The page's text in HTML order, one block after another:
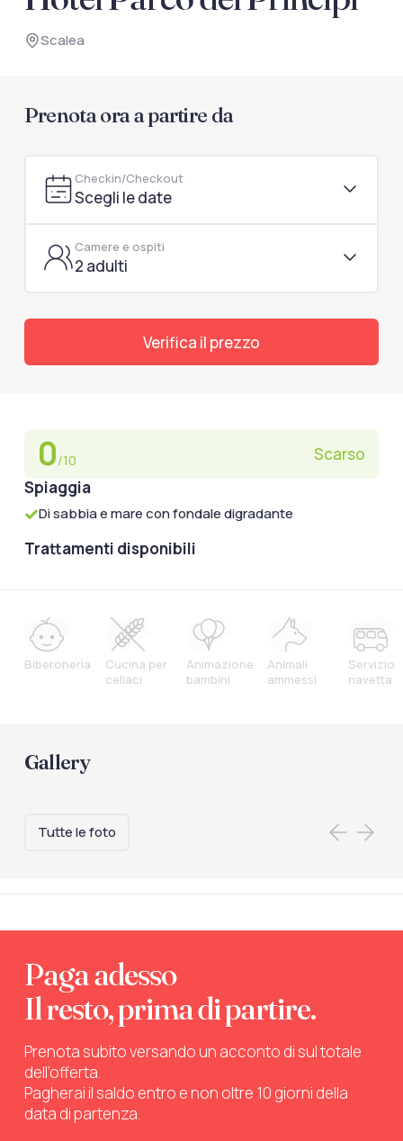
documenti di viaggio.
Scalea
Prenota ora a partire da
Checkin/Checkout
Scegli le date
Camere e ospiti
2 adulti
Verifica il prezzo
0/10
Scarso
Spiaggia
Di sabbia e mare con fondale digradante
Trattamenti disponibili
Biberoneria
Cucina per
celiaci
Animazione
bambini
Animali
ammessi
Servizio
navetta
Gallery
Tutte le foto
Paga adesso
Il resto, prima di partire.
Prenota subito versando un acconto di sul totale
dell’offerta.
Pagherai il saldo entro e non oltre 10 giorni della
data di partenza.